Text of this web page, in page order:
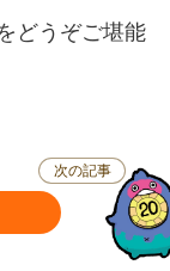
どうぞご堪能
次の記事